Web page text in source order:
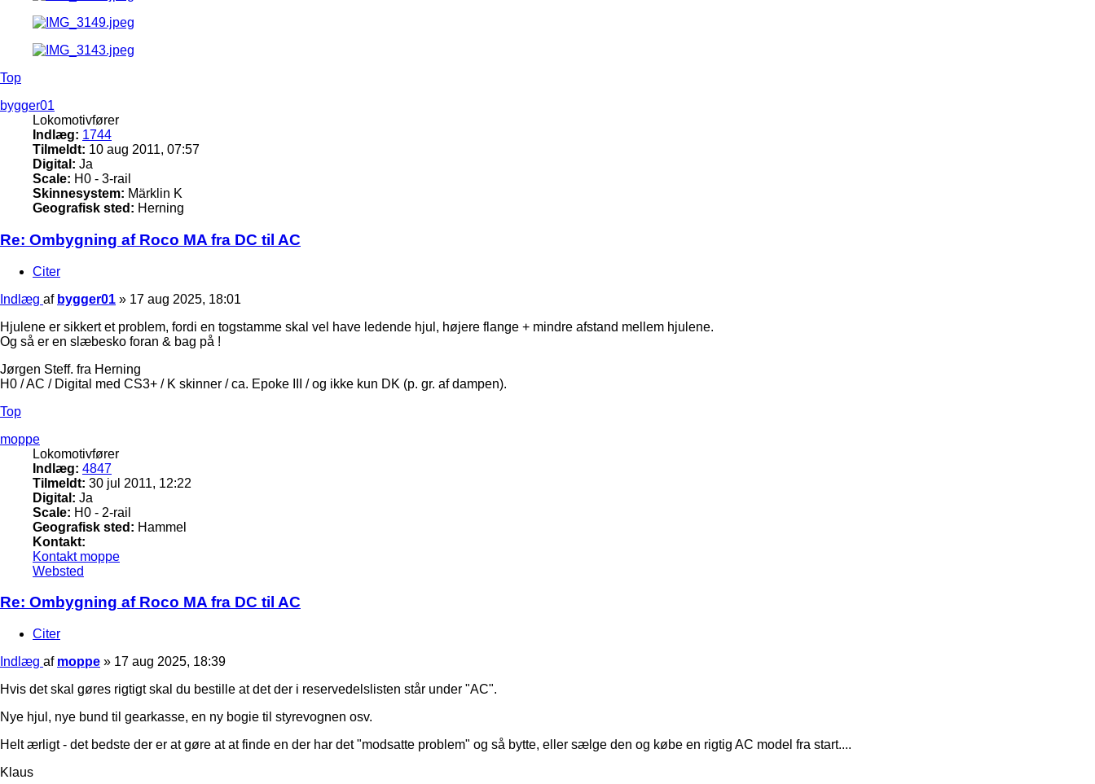
Top
bygger01
Lokomotivfører
Indlæg: 1744
Tilmeldt: 10 aug 2011, 07:57
Digital: Ja
Scale: H0 - 3-rail
Skinnesystem: Märklin K
Geografisk sted: Herning
Re: Ombygning af Roco MA fra DC til AC
Citer
Indlæg af bygger01 » 17 aug 2025, 18:01
Hjulene er sikkert et problem, fordi en togstamme skal vel have ledende hjul, højere flange + mindre afstand mellem hjulene.
Og så er en slæbesko foran & bag på !
Jørgen Steff. fra Herning
H0 / AC / Digital med CS3+ / K skinner / ca. Epoke III / og ikke kun DK (p. gr. af dampen).
Top
moppe
Lokomotivfører
Indlæg: 4847
Tilmeldt: 30 jul 2011, 12:22
Digital: Ja
Scale: H0 - 2-rail
Geografisk sted: Hammel
Kontakt:
Kontakt moppe
Websted
Re: Ombygning af Roco MA fra DC til AC
Citer
Indlæg af moppe » 17 aug 2025, 18:39
Hvis det skal gøres rigtigt skal du bestille at det der i reservedelslisten står under "AC".
Nye hjul, nye bund til gearkasse, en ny bogie til styrevognen osv.
Helt ærligt - det bedste der er at gøre at at finde en der har det "modsatte problem" og så bytte, eller sælge den og købe en rigtig AC model fra start....
Klaus